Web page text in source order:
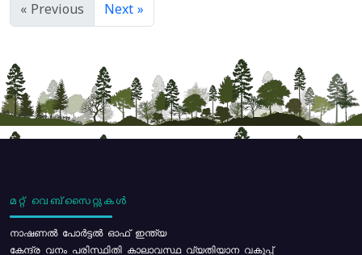
« Previous Next »
മറ്റ് വെബ്സൈറ്റുകൾ
നാഷണൽ പോർട്ടൽ ഓഫ് ഇന്ത്യ
കേന്ദ്ര വനം പരിസ്ഥിതി കാലാവസ്ഥ വ്യതിയാന വകുപ്പ്